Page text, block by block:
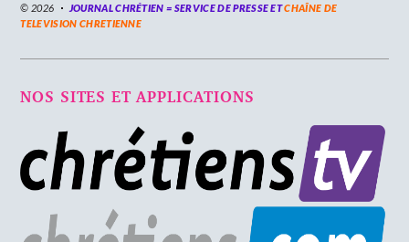
© 2026 JOURNAL CHRÉTIEN = SERVICE DE PRESSE ETCHAÎNE DE
TELEVISION CHRETIENNE
NOS SITES ET APPLICATIONS